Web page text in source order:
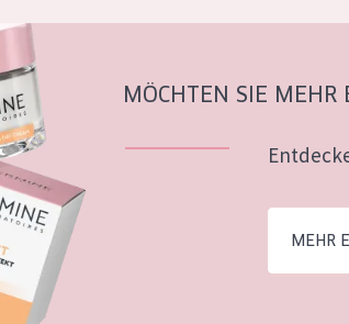
MÖCHTEN SIE MEHR
MEHR